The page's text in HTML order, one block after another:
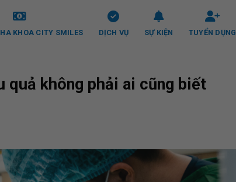
KHOA CITY SMILES DỊCH VỤ SỰ KIỆN TUYỂN DỤNG
không phải ai cũng biết